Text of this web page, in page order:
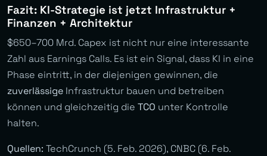
Fazit: KI-Strategie ist jetzt Infrastruktur +
Finanzen + Architektur
$650–700 Mrd. Capex ist nicht nur eine interessante
Zahl aus Earnings Calls. Es ist ein Signal, dass KI in eine
Phase eintritt, in der diejenigen gewinnen, die
zuverlässige Infrastruktur bauen und betreiben
können und gleichzeitig die TCO unter Kontrolle
halten.
Quellen: TechCrunch (5. Feb. 2026), CNBC (6. Feb.